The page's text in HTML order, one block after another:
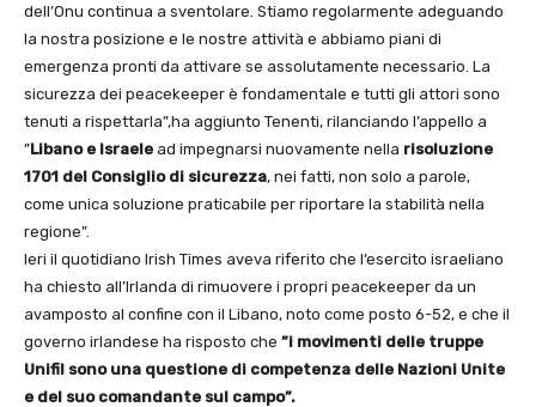
dell’Onu continua a sventolare. Stiamo regolarmente adeguando
la nostra posizione e le nostre attività e abbiamo piani di
emergenza pronti da attivare se assolutamente necessario. La
sicurezza dei peacekeeper è fondamentale e tutti gli attori sono
tenuti a rispettarla”,ha aggiunto Tenenti, rilanciando l’appello a
”Libano e Israele ad impegnarsi nuovamente nella risoluzione
1701 del Consiglio di sicurezza, nei fatti, non solo a parole,
come unica soluzione praticabile per riportare la stabilità nella
regione”.
Ieri il quotidiano Irish Times aveva riferito che l’esercito israeliano
ha chiesto all’Irlanda di rimuovere i propri peacekeeper da un
avamposto al confine con il Libano, noto come posto 6-52, e che il
governo irlandese ha risposto che ”i movimenti delle truppe
Unifil sono una questione di competenza delle Nazioni Unite
e del suo comandante sul campo”.